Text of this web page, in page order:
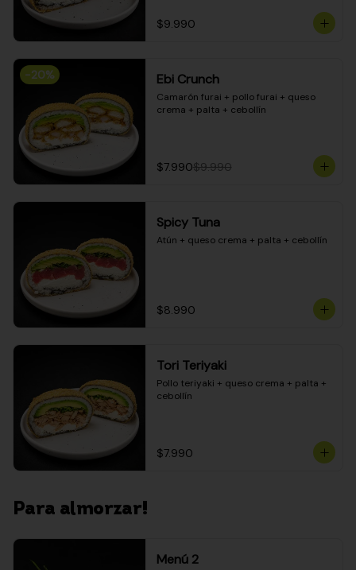
$9.990
-20% Ebi Crunch
Camarón furai + pollo furai + queso
crema + palta + cebollín
$7.990$9.990
Spicy Tuna
Atún + queso crema + palta + cebollín
$8.990
Tori Teriyaki
Pollo teriyaki + queso crema + palta +
cebollín
$7.990
Para almorzar!
Menú 2